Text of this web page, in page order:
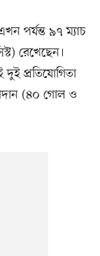
পর্যন্ত ৯৭ ম্যাচ
রেখেছেন।
প্রতিযোগিতা
(৪০ গোল ও